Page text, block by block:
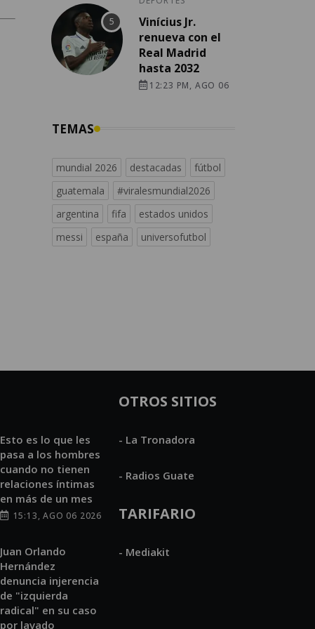
Vinícius Jr.
renueva con el
Real Madrid
hasta 2032
12:23 PM, AGO 06
TEMAS
mundial 2026 destacadas
fútbol
guatemala
#viralesmundial2026
argentina
fifa
estados unidos
messi
españa universofutbol
Esto es lo que les
pasa a los hombres
cuando no tienen
relaciones íntimas
en más de un mes
15:13, AGO 06 2026
Juan Orlando
Hernández
denuncia injerencia
de "izquierda
radical" en su caso
por lavado
OTROS SITIOS
- La Tronadora
- Radios Guate
TARIFARIO
- Mediakit